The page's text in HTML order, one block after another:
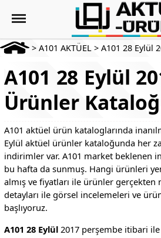
> A101 AKTÜEL > A101 28 Eylül
A101 28 Eylül
Ürünler
A101 aktüel ürün kataloglarında
Eylül aktüel ürünler kataloğunda her
indirimler var. A101 market beklenen
bu hafta da sunmuş. Hangi ürünleri
almış ve fiyatları ile ürünler
detayları ile görsel incelemeleri ve
başlıyoruz.
A101 28 Eylül2017 perşembe itibari ile